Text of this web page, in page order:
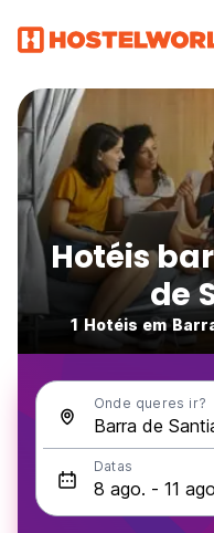
Hotéis
de
1 Hotéis em
Onde queres ir?
Datas